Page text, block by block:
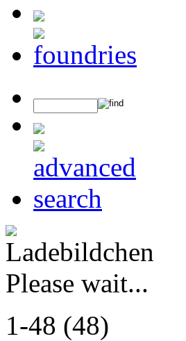
Please wait...
1-48 (48)